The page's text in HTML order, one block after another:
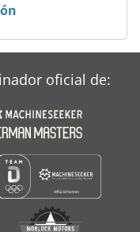
oficial de: